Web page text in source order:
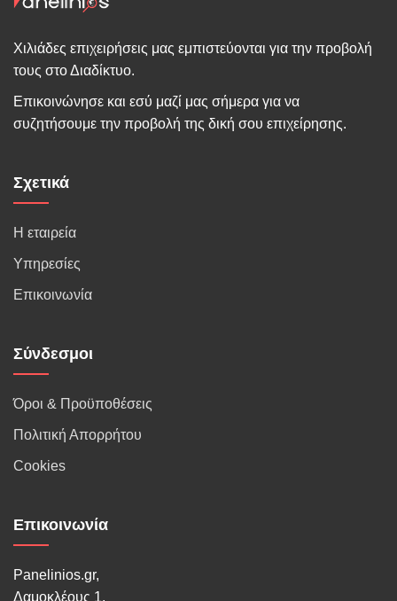
Χιλιάδες επιχειρήσεις μας εμπιστεύονται για την προβολή
τους στο Διαδίκτυο.
Επικοινώνησε και εσύ μαζί μας σήμερα για να
συζητήσουμε την προβολή της δική σου επιχείρησης.
Σχετικά
Η εταιρεία
Υπηρεσίες
Επικοινωνία
Σύνδεσμοι
Όροι & Προϋποθέσεις
Πολιτική Απορρήτου
Cookies
Επικοινωνία
Panelinios.gr,
Δαμοκλέους 1,